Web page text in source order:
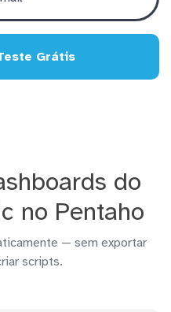
Grátis
do
no Pentaho
— sem exportar
scripts.